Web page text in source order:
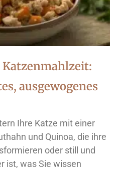
ausgewogenes
Ihre Katze mit einer
und Quinoa, die ihre
oder still und
ist, was Sie wissen